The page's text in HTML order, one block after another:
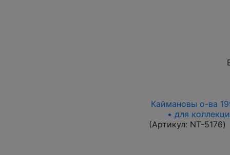
Каймановы о-ва
• для
(Артикул: NT-5176)